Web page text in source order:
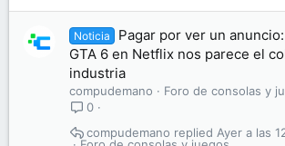
Noticia
Pagar por ver un
GTA 6 en Netflix nos parece el
industria
compudemano
Foro de consolas y
0
Ayer a las
compudemano